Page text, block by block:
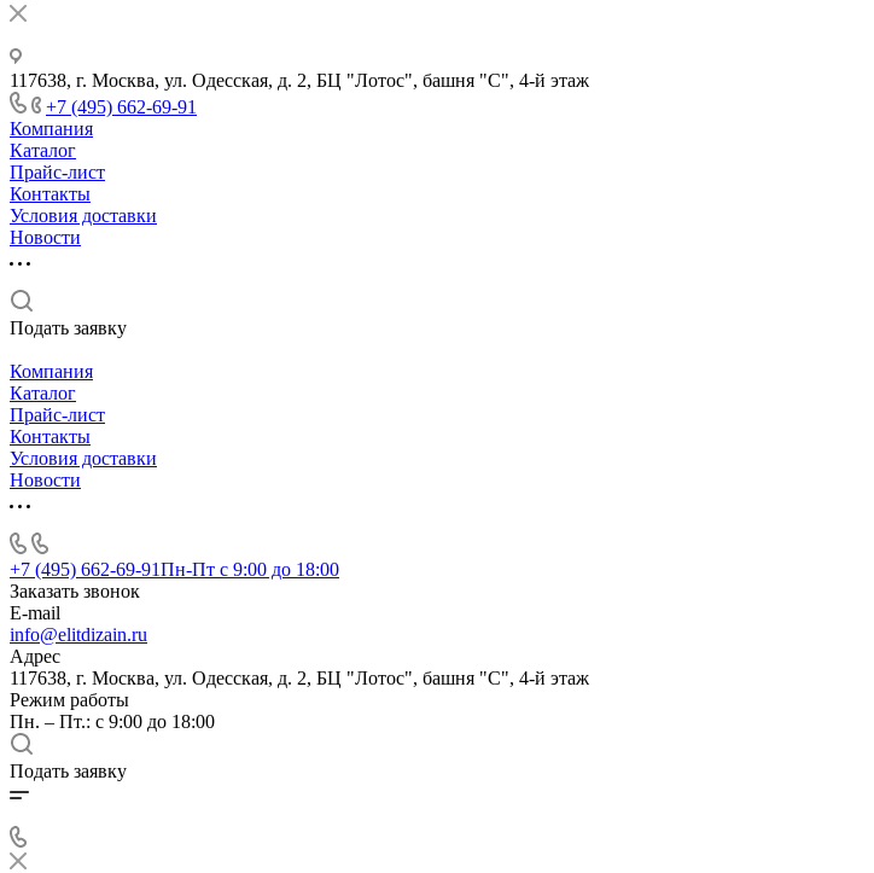
117638, г. Москва, ул. Одесская, д. 2, БЦ "Лотос", башня "С", 4-й этаж
+7 (495) 662-69-91
Компания
Каталог
Прайс-лист
Контакты
Условия доставки
Новости
Подать заявку
Компания
Каталог
Прайс-лист
Контакты
Условия доставки
Новости
+7 (495) 662-69-91Пн-Пт c 9:00 до 18:00
Заказать звонок
E-mail
info@elitdizain.ru
Адрес
117638, г. Москва, ул. Одесская, д. 2, БЦ "Лотос", башня "С", 4-й этаж
Режим работы
Пн. – Пт.: с 9:00 до 18:00
Подать заявку